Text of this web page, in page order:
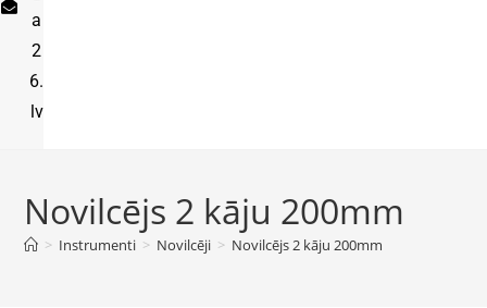
a
2
6.
lv
Novilcējs 2 kāju 200mm
> Instrumenti > Novilcēji > Novilcējs 2 kāju 200mm